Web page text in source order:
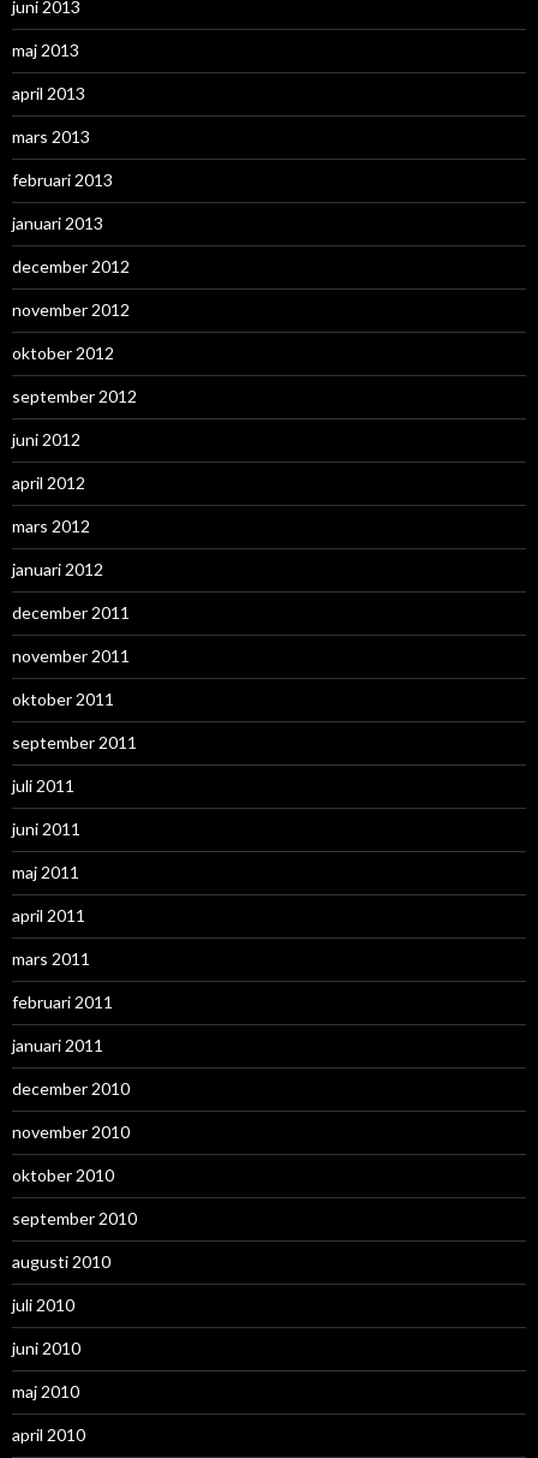
juni 2013
maj 2013
april 2013
mars 2013
februari 2013
januari 2013
december 2012
november 2012
oktober 2012
september 2012
juni 2012
april 2012
mars 2012
januari 2012
december 2011
november 2011
oktober 2011
september 2011
juli 2011
juni 2011
maj 2011
april 2011
mars 2011
februari 2011
januari 2011
december 2010
november 2010
oktober 2010
september 2010
augusti 2010
juli 2010
juni 2010
maj 2010
april 2010